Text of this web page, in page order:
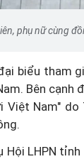
phụ nữ cùng
biểu tham
Bên cạnh
Việt Nam"
Hội LHPN
thực